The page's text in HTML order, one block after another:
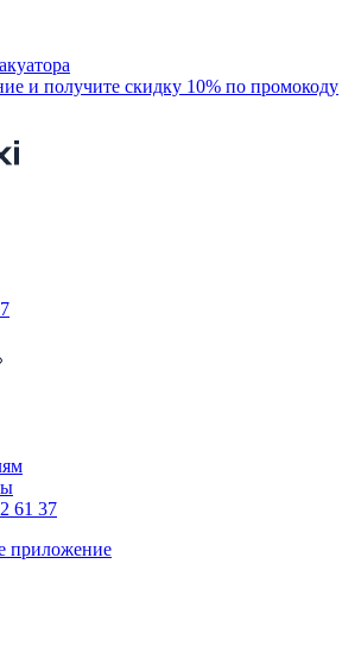
и получите скидку 10% по промокоду
61 37
приложение